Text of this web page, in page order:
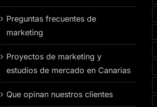
Preguntas frecuentes de
marketing
Proyectos de marketing y
estudios de mercado en Canarias
Que opinan nuestros clientes